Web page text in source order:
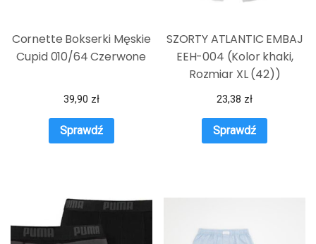
Cornette Bokserki Męskie
Cupid 010/64 Czerwone
39,90 zł
Sprawdź
SZORTY ATLANTIC EMBAJ
EEH-004 (Kolor khaki,
Rozmiar XL (42))
23,38 zł
Sprawdź